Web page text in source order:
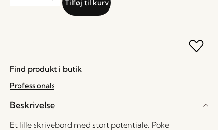
Tilføj til kurv
Find produkt i butik
Professionals
Beskrivelse
Et lille skrivebord med stort potentiale. Poke